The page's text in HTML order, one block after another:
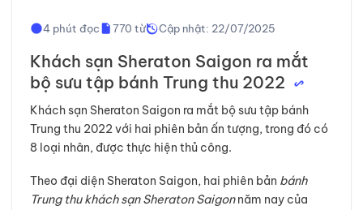
4 phút đọc 770 từ Cập nhật: 22/07/2025
Khách sạn Sheraton Saigon ra mắt
bộ sưu tập bánh Trung thu 2022
Khách sạn Sheraton Saigon ra mắt bộ sưu tập bánh
Trung thu 2022 với hai phiên bản ấn tượng, trong đó có
8 loại nhân, được thực hiện thủ công.
Theo đại diện Sheraton Saigon, hai phiên bản bánh
Trung thu khách sạn Sheraton Saigonnăm nay của